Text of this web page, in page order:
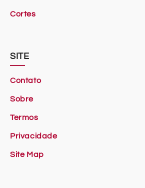
Cortes
SITE
Contato
Sobre
Termos
Privacidade
Site Map